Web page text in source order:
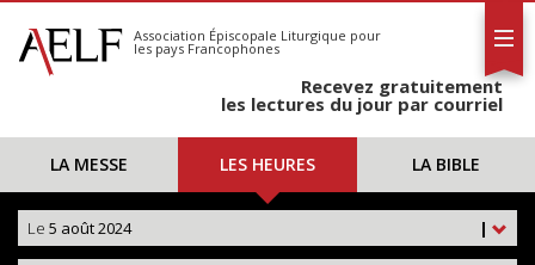
S'abonner
Calendrier
Association Épiscopale Liturgique pour
les pays Francophones
Recevez gratuitement
les lectures du jour par courriel
LA MESSE LES HEURES LA BIBLE
|
Le 5 août 2024